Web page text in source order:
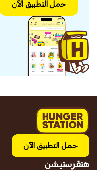
حمل التطبيق الآن
حمل التطبيق الآن
هنقرستيشن